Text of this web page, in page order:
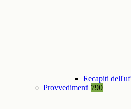
Recapiti
Provvedimenti 790